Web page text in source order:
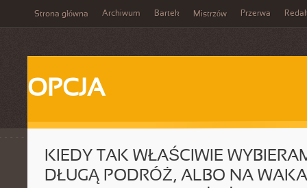
Strona główna Archiwum Bartek Mistrzów Przerwa
OPCJA
KIEDY TAK WŁAŚCIWIE
DŁUGĄ PODRÓŻ, ALBO NA